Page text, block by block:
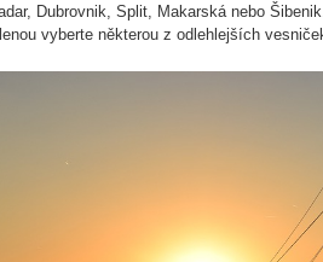
Dubrovnik, Split, Makarská nebo
vyberte některou z odlehlejších